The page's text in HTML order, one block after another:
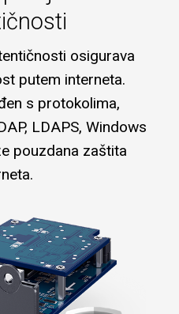
osigurava
putem interneta.
s protokolima,
LDAPS, Windows
pouzdana zaštita